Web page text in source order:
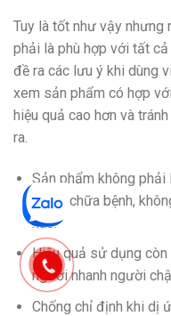
Tuy là tốt như vậy nhưng
phải là phù hợp với tất
đề ra các lưu ý khi dùng
xem sản phẩm có hợp
hiệu quả cao hơn và
ra.
Sản phẩm không phải
thuốc chữa bệnh,
nào.
Hiệu quả sử dụng
người nhanh người
Chống chỉ định khi dị